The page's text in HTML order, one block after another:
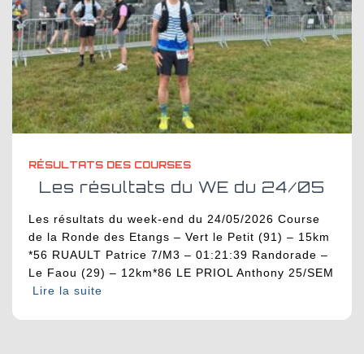
RÉSULTATS DES COURSES
Les résultats du WE du 24/05
Les résultats du week-end du 24/05/2026 Course
de la Ronde des Etangs – Vert le Petit (91) – 15km
*56 RUAULT Patrice 7/M3 – 01:21:39 Randorade –
Le Faou (29) – 12km*86 LE PRIOL Anthony 25/SEM
Lire la suite